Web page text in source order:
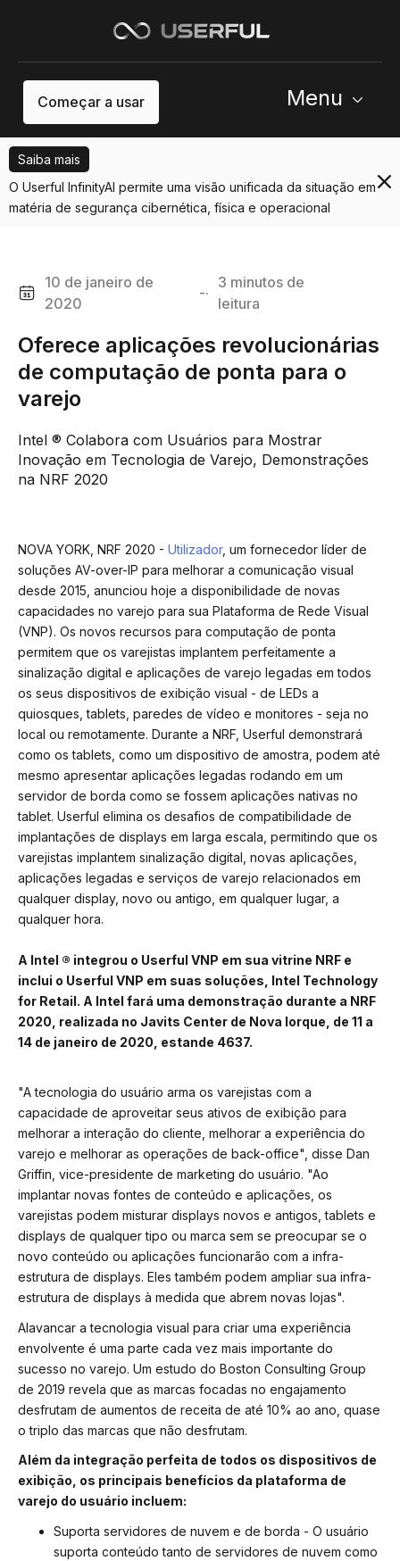
Começar a usar Menu
Saiba mais
O Userful InfinityAI permite uma visão unificada da situação em
matéria de segurança cibernética, física e operacional
10 de janeiro de
2020
-·
3 minutos de
leitura
Oferece aplicações revolucionárias
de computação de ponta para o
varejo
Intel ® Colabora com Usuários para Mostrar
Inovação em Tecnologia de Varejo, Demonstrações
na NRF 2020
NOVA YORK, NRF 2020 - Utilizador, um fornecedor líder de
soluções AV-over-IP para melhorar a comunicação visual
desde 2015, anunciou hoje a disponibilidade de novas
capacidades no varejo para sua Plataforma de Rede Visual
(VNP). Os novos recursos para computação de ponta
permitem que os varejistas implantem perfeitamente a
sinalização digital e aplicações de varejo legadas em todos
os seus dispositivos de exibição visual - de LEDs a
quiosques, tablets, paredes de vídeo e monitores - seja no
local ou remotamente. Durante a NRF, Userful demonstrará
como os tablets, como um dispositivo de amostra, podem até
mesmo apresentar aplicações legadas rodando em um
servidor de borda como se fossem aplicações nativas no
tablet. Userful elimina os desafios de compatibilidade de
implantações de displays em larga escala, permitindo que os
varejistas implantem sinalização digital, novas aplicações,
aplicações legadas e serviços de varejo relacionados em
qualquer display, novo ou antigo, em qualquer lugar, a
qualquer hora.
A Intel ® integrou o Userful VNP em sua vitrine NRF e
inclui o Userful VNP em suas soluções, Intel Technology
for Retail. A Intel fará uma demonstração durante a NRF
2020, realizada no Javits Center de Nova Iorque, de 11 a
14 de janeiro de 2020, estande 4637.
"A tecnologia do usuário arma os varejistas com a
capacidade de aproveitar seus ativos de exibição para
melhorar a interação do cliente, melhorar a experiência do
varejo e melhorar as operações de back-office", disse Dan
Griffin, vice-presidente de marketing do usuário. "Ao
implantar novas fontes de conteúdo e aplicações, os
varejistas podem misturar displays novos e antigos, tablets e
displays de qualquer tipo ou marca sem se preocupar se o
novo conteúdo ou aplicações funcionarão com a infra-
estrutura de displays. Eles também podem ampliar sua infra-
estrutura de displays à medida que abrem novas lojas".
Alavancar a tecnologia visual para criar uma experiência
envolvente é uma parte cada vez mais importante do
sucesso no varejo. Um estudo do Boston Consulting Group
de 2019 revela que as marcas focadas no engajamento
desfrutam de aumentos de receita de até 10% ao ano, quase
o triplo das marcas que não desfrutam.
Além da integração perfeita de todos os dispositivos de
exibição, os principais benefícios da plataforma de
varejo do usuário incluem:
Suporta servidores de nuvem e de borda - O usuário
suporta conteúdo tanto de servidores de nuvem como